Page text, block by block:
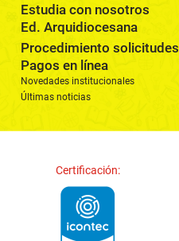
Estudia con nosotros
Ed. Arquidiocesana
Procedimiento solicitudes
Pagos en línea
Novedades institucionales
Últimas noticias
Certificación: